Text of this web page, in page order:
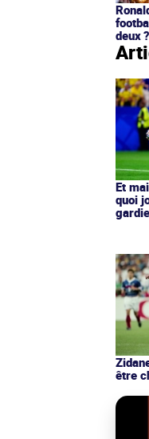
deux ?
Et
quoi
être